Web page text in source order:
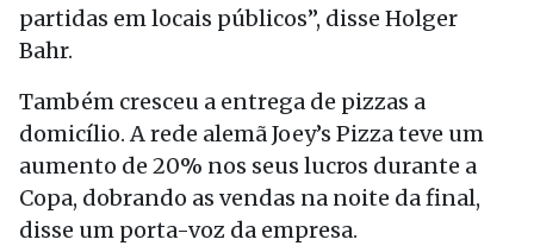
partidas em locais públicos”, disse Holger
Bahr.
Também cresceu a entrega de pizzas a
domicílio. A rede alemã Joey’s Pizza teve um
aumento de 20% nos seus lucros durante a
Copa, dobrando as vendas na noite da final,
disse um porta-voz da empresa.